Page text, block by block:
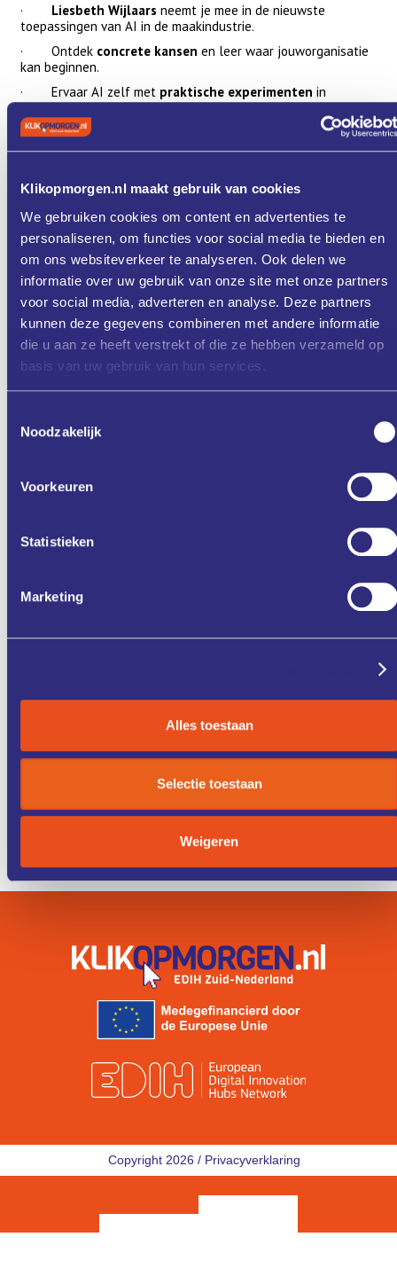
Klikopmorgen.nl maakt gebruik van cookies
We gebruiken cookies om content en advertenties te
personaliseren, om functies voor social media te bieden en
om ons websiteverkeer te analyseren. Ook delen we
informatie over uw gebruik van onze site met onze partners
voor social media, adverteren en analyse. Deze partners
kunnen deze gegevens combineren met andere informatie
die u aan ze heeft verstrekt of die ze hebben verzameld op
basis van uw gebruik van hun services.
Noodzakelijk
Voorkeuren
Statistieken
Marketing
Alles toestaan
Selectie toestaan
Weigeren
· Liesbeth Wijlaars neemt je mee in de nieuwste
toepassingen van AI in de maakindustrie.
· Ontdek concrete kansen en leer waar jouworganisatie
kan beginnen.
· Ervaar AI zelf met praktische experimenten in
taalmodellen en beeldgeneratie.
· Ga naar huis met
direct toepasbare inzichtenen tools
om AI in jouw organisatie te integreren.
Programma
Datum
Tijd: 09:00 uur - 11:30 uur
Locatie: Brightlands Smart Services Campus
Adres: Smedestraat 2, 6411 CR, Heerlen
: Als je dit evenement bezoekt, kun je parkeren bij
Q-Park 't Loon, op ongeveer 5 minuten loopafstand van de
campus.
Deel via
TRAINING
FINANCIERING
Copyright 2026 / Privacyverklaring